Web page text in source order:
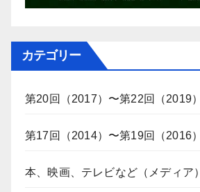
カテゴリー
第20回（2017）〜第22回（2019）
第17回（2014）〜第19回（2016）
本、映画、テレビなど（メディア）